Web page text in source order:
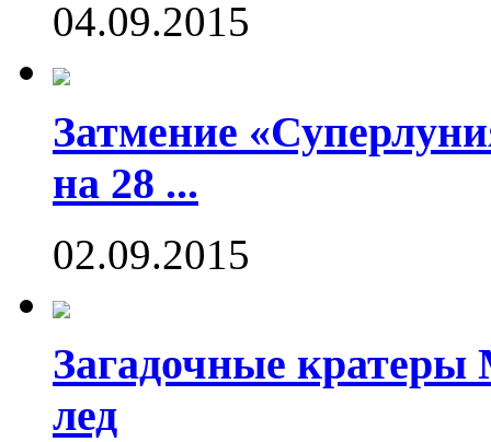
04.09.2015
Затмение
на 28 ...
02.09.2015
Загадочные
лед